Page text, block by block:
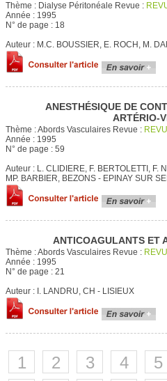
Thème : Dialyse Péritonéale Revue :
Année : 1995
N° de page : 18
Auteur : M.C. BOUSSIER, E. ROCH, M.
ANESTHÉSIQUE DE
ARTÉRIO-
Thème :Abords Vasculaires Revue :
Année : 1995
N° de page : 59
Auteur : L. CLIDIERE, F. BERTOLETTI, F.
MP. BARBIER, BEZONS - EPINAY SUR
ANTICOAGULANTS ET
Thème :Abords Vasculaires Revue :
Année : 1995
N° de page : 21
Auteur : I. LANDRU, CH - LISIEUX
1 2 3 4 5